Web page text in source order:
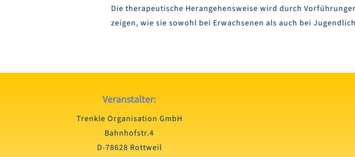
Die therapeutische Herangehensweise wird durch
zeigen, wie sie sowohl bei Erwachsenen als auch bei
Veranstalter:
Trenkle Organisation GmbH
Bahnhofstr.4
D-78628 Rottweil